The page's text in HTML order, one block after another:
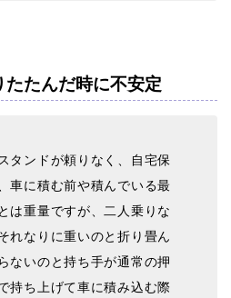
たんだ時に不安定
タンドが頼りなく、自宅保
車に積む前や積んでいる最
は重量ですが、二人乗りな
れなりに重いのと折り畳ん
ないのと持ち手が通常の押
持ち上げて車に積み込む際